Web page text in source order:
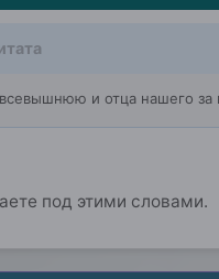
и отца нашего за
под этими словами.